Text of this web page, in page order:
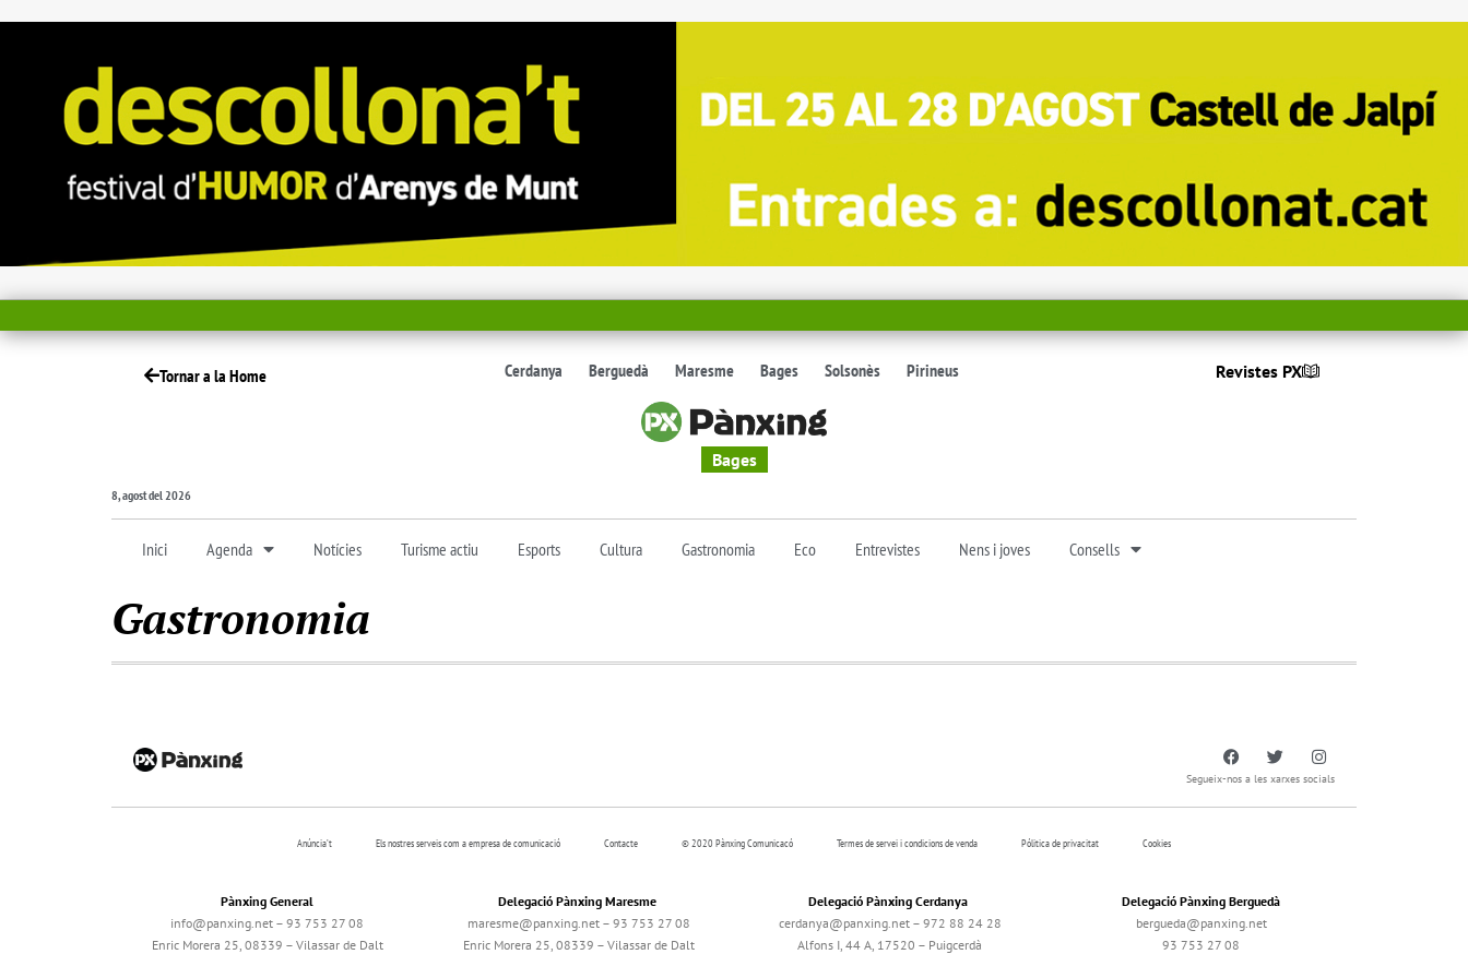
Tornar a la Home Cerdanya Berguedà Maresme Bages Solsonès Pirineus Revistes PX
Bages
8, agost del 2026
Inici Agenda Notícies Turisme actiu Esports Cultura Gastronomia Eco Entrevistes Nens i joves Consells
Gastronomia
Segueix-nos a les xarxes socials
Anúncia’t Els nostres serveis com a empresa de comunicació Contacte © 2020 Pànxing Comunicacó Termes de servei i condicions de venda Pólitica de privacitat Cookies
Pànxing General
info@panxing.net – 93 753 27 08
Enric Morera 25, 08339 – Vilassar de Dalt
Delegació Pànxing Maresme
maresme@panxing.net – 93 753 27 08
Enric Morera 25, 08339 – Vilassar de Dalt
Delegació Pànxing Cerdanya
cerdanya@panxing.net – 972 88 24 28
Alfons I, 44 A, 17520 – Puigcerdà
Delegació Pànxing Berguedà
bergueda@panxing.net
93 753 27 08